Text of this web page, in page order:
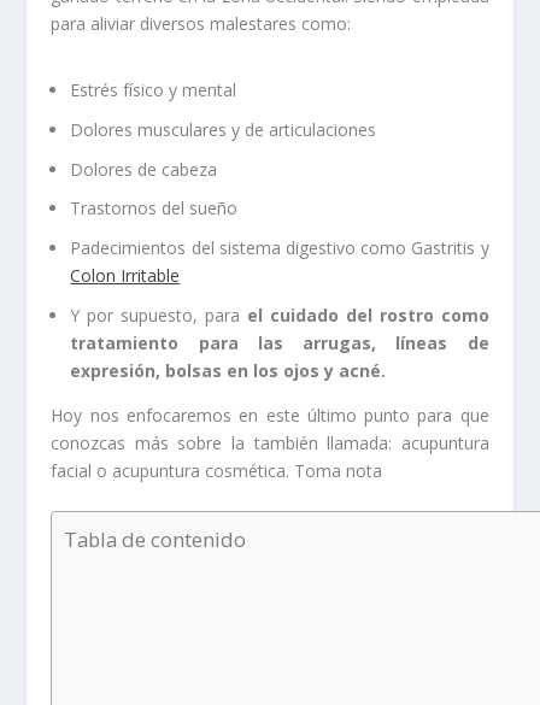
para aliviar diversos malestares como:
Estrés físico y mental
Dolores musculares y de articulaciones
Dolores de cabeza
Trastornos del sueño
Padecimientos del sistema digestivo como Gastritis y
Colon Irritable
Y por supuesto, para el cuidado del rostro como
tratamiento para las arrugas, líneas de
expresión, bolsas en los ojos y acné.
Hoy nos enfocaremos en este último punto para que
conozcas más sobre la también llamada: acupuntura
facial o acupuntura cosmética. Toma nota
Tabla de contenido